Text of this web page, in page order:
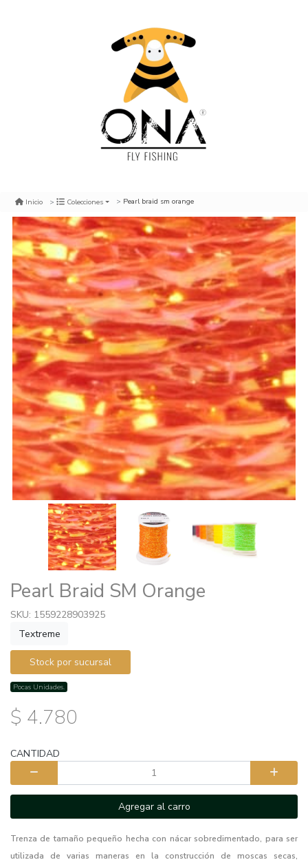
Inicio Colecciones Pearl braid sm orange
Pearl Braid SM Orange
SKU: 1559228903925
Textreme
Stock por sucursal
Pocas Unidades.
$ 4.780
CANTIDAD
Agregar al carro
Trenza de tamaño pequeño hecha con nácar sobredimentado, para ser
utilizada de varias maneras en la construcción de moscas secas,